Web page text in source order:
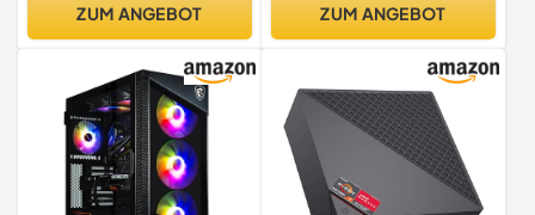
Bussiness/Office/Gaming
Modi|WIFI6|2.5G LAN
ZUM ANGEBOT
Autonomie PC , 50Min
ZUM ANGEBOT